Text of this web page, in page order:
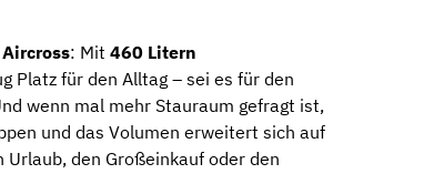
: Mit 460 Litern
Platz für den Alltag – sei es für den
wenn mal mehr Stauraum gefragt ist,
und das Volumen erweitert sich auf
Urlaub, den Großeinkauf oder den